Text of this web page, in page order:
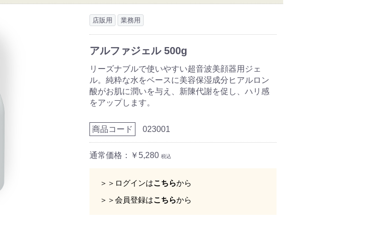
店販用 業務用
アルファジェル 500g
リーズナブルで使いやすい超音波美顔器用ジェ
ル。純粋な水をベースに美容保湿成分ヒアルロン
酸がお肌に潤いを与え、新陳代謝を促し、ハリ感
をアップします。
商品コード 023001
通常価格：￥5,280 税込
＞＞ログインはこちらから
＞＞会員登録はこちらから